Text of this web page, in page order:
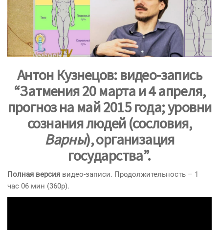
Антон Кузнецов: видео-запись
“Затмения 20 марта и 4 апреля,
прогноз на май 2015 года; уровни
сознания людей (сословия,
Варны), организация
государства”.
Полная версия видео-записи. Продолжительность – 1
час 06 мин (360p).